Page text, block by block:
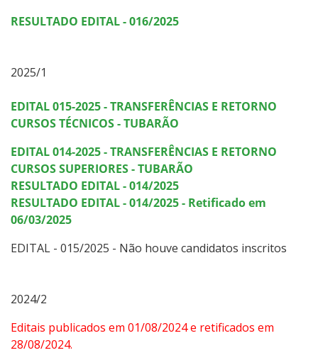
RESULTADO EDITAL - 016/2025
2025/1
EDITAL 015-2025 - TRANSFERÊNCIAS E RETORNO
CURSOS TÉCNICOS - TUBARÃO
EDITAL 014-2025 - TRANSFERÊNCIAS E RETORNO
CURSOS SUPERIORES - TUBARÃO
RESULTADO EDITAL - 014/2025
RESULTADO EDITAL - 014/2025 - Retificado em
06/03/2025
EDITAL - 015/2025 - Não houve candidatos inscritos
2024/2
Editais publicados em 01/08/2024 e retificados em
28/08/2024.